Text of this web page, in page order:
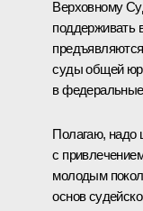
Верховному
поддерживать
суды общей
в
Полагаю, надо
с
молодым
основ